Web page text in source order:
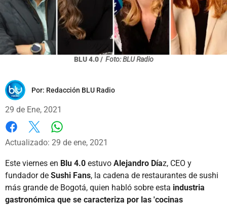
BLU 4.0 / Foto: BLU Radio
Por: Redacción BLU Radio
29 de Ene, 2021
Facebook
X
Actualizado: 29 de ene, 2021
Este viernes en Blu 4.0 estuvo Alejandro Díaz, CEO y
fundador de Sushi Fans, la cadena de restaurantes de sushi
más grande de Bogotá, quien habló sobre esta industria
gastronómica que se caracteriza por las 'cocinas